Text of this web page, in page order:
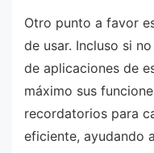
Otro punto a favor
de usar. Incluso si
de aplicaciones de
máximo sus
recordatorios para
eficiente, ayudando